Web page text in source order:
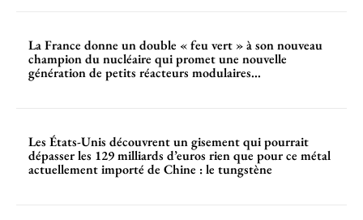
La France donne un double « feu vert » à son nouveau
champion du nucléaire qui promet une nouvelle
génération de petits réacteurs modulaires...
Les États-Unis découvrent un gisement qui pourrait
dépasser les 129 milliards d’euros rien que pour ce métal
actuellement importé de Chine : le tungstène